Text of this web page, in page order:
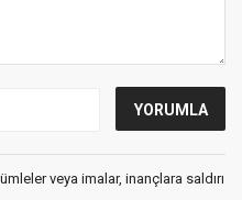
veya imalar, inançlara saldırı